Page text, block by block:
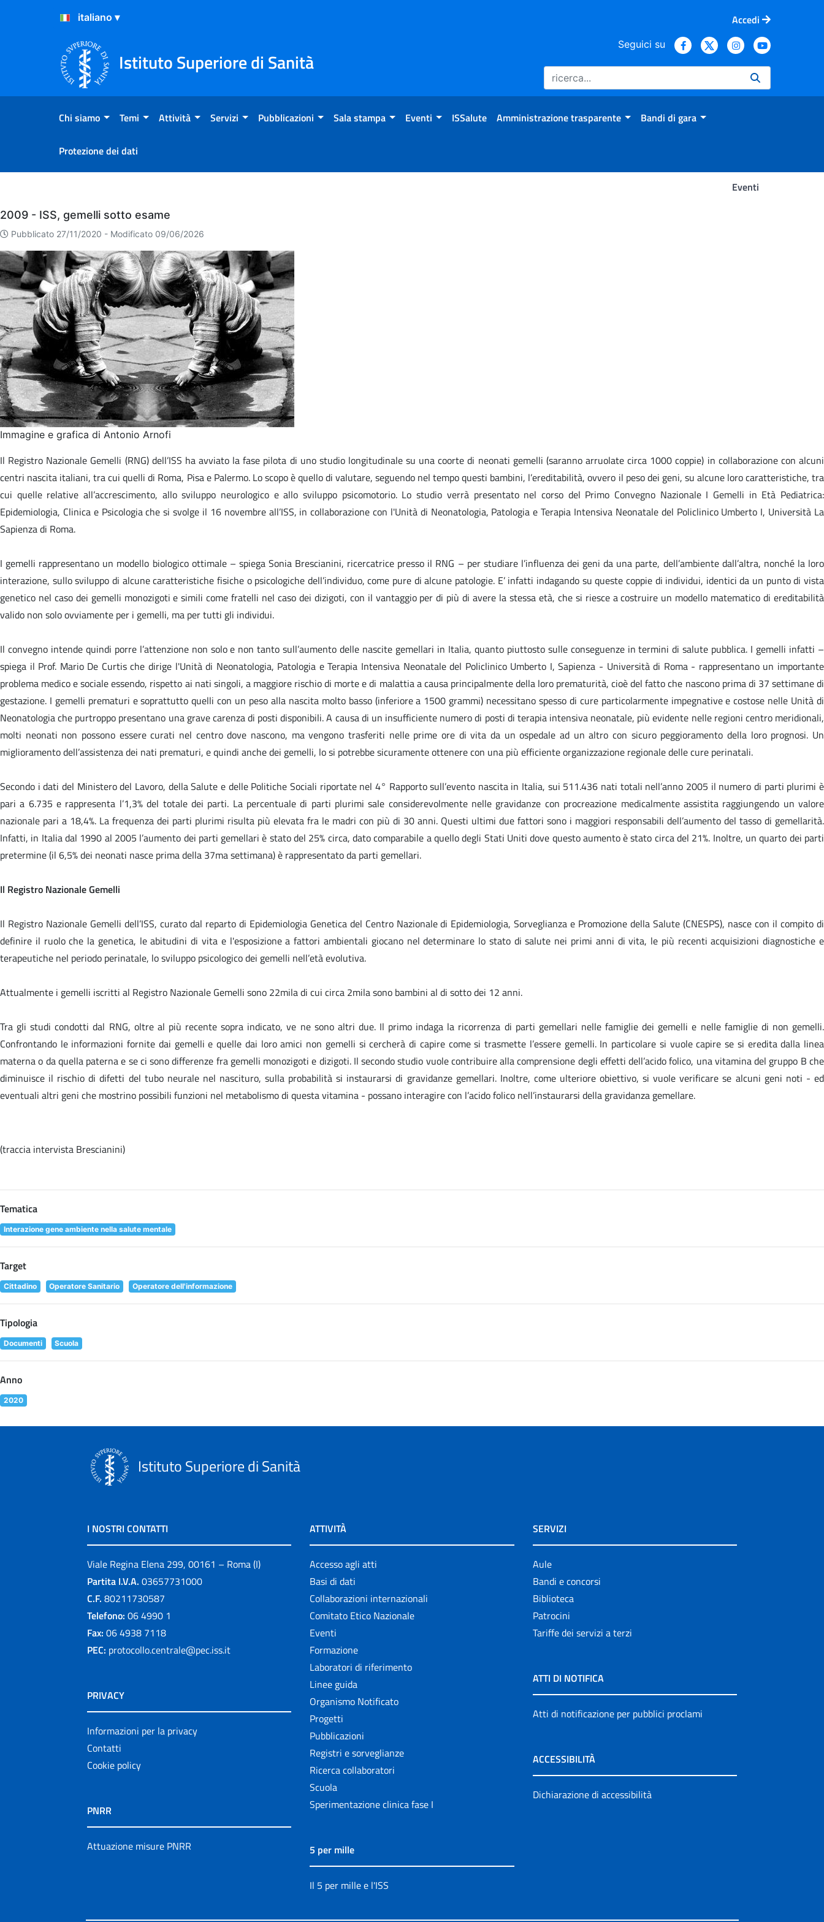
Salta al Contenuto
Salta al Footer
Accedi
Istituto Superiore di Sanità
Seguici su
Chi siamo Temi Attività Servizi Pubblicazioni Sala stampa Eventi ISSalute Amministrazione trasparente Bandi di gara
Protezione dei dati
Eventi
Eventi
2009 - ISS, gemelli sotto esame
Pubblicato 27/11/2020 - Modificato 09/06/2026
Immagine e grafica di Antonio Arnofi
Il Registro Nazionale Gemelli (RNG) dell’ISS ha avviato la fase pilota di uno studio longitudinale su una coorte di neonati gemelli (saranno arruolate circa 1000 coppie) in collaborazione con alcuni
centri nascita italiani, tra cui quelli di Roma, Pisa e Palermo. Lo scopo è quello di valutare, seguendo nel tempo questi bambini, l’ereditabilità, ovvero il peso dei geni, su alcune loro caratteristiche, tra
cui quelle relative all’accrescimento, allo sviluppo neurologico e allo sviluppo psicomotorio. Lo studio verrà presentato nel corso del Primo Convegno Nazionale I Gemelli in Età Pediatrica:
Epidemiologia, Clinica e Psicologia che si svolge il 16 novembre all’ISS, in collaborazione con l'Unità di Neonatologia, Patologia e Terapia Intensiva Neonatale del Policlinico Umberto I, Università La
Sapienza di Roma.
I gemelli rappresentano un modello biologico ottimale – spiega Sonia Brescianini, ricercatrice presso il RNG – per studiare l’influenza dei geni da una parte, dell’ambiente dall’altra, nonché la loro
interazione, sullo sviluppo di alcune caratteristiche fisiche o psicologiche dell’individuo, come pure di alcune patologie. E’ infatti indagando su queste coppie di individui, identici da un punto di vista
genetico nel caso dei gemelli monozigoti e simili come fratelli nel caso dei dizigoti, con il vantaggio per di più di avere la stessa età, che si riesce a costruire un modello matematico di ereditabilità
valido non solo ovviamente per i gemelli, ma per tutti gli individui.
Il convegno intende quindi porre l’attenzione non solo e non tanto sull’aumento delle nascite gemellari in Italia, quanto piuttosto sulle conseguenze in termini di salute pubblica. I gemelli infatti –
spiega il Prof. Mario De Curtis che dirige l'Unità di Neonatologia, Patologia e Terapia Intensiva Neonatale del Policlinico Umberto I, Sapienza - Università di Roma - rappresentano un importante
problema medico e sociale essendo, rispetto ai nati singoli, a maggiore rischio di morte e di malattia a causa principalmente della loro prematurità, cioè del fatto che nascono prima di 37 settimane di
gestazione. I gemelli prematuri e soprattutto quelli con un peso alla nascita molto basso (inferiore a 1500 grammi) necessitano spesso di cure particolarmente impegnative e costose nelle Unità di
Neonatologia che purtroppo presentano una grave carenza di posti disponibili. A causa di un insufficiente numero di posti di terapia intensiva neonatale, più evidente nelle regioni centro meridionali,
molti neonati non possono essere curati nel centro dove nascono, ma vengono trasferiti nelle prime ore di vita da un ospedale ad un altro con sicuro peggioramento della loro prognosi. Un
miglioramento dell’assistenza dei nati prematuri, e quindi anche dei gemelli, lo si potrebbe sicuramente ottenere con una più efficiente organizzazione regionale delle cure perinatali.
Secondo i dati del Ministero del Lavoro, della Salute e delle Politiche Sociali riportate nel 4° Rapporto sull’evento nascita in Italia, sui 511.436 nati totali nell’anno 2005 il numero di parti plurimi è
pari a 6.735 e rappresenta l’1,3% del totale dei parti. La percentuale di parti plurimi sale considerevolmente nelle gravidanze con procreazione medicalmente assistita raggiungendo un valore
nazionale pari a 18,4%. La frequenza dei parti plurimi risulta più elevata fra le madri con più di 30 anni. Questi ultimi due fattori sono i maggiori responsabili dell’aumento del tasso di gemellarità.
Infatti, in Italia dal 1990 al 2005 l’aumento dei parti gemellari è stato del 25% circa, dato comparabile a quello degli Stati Uniti dove questo aumento è stato circa del 21%. Inoltre, un quarto dei parti
pretermine (il 6,5% dei neonati nasce prima della 37ma settimana) è rappresentato da parti gemellari.
Il Registro Nazionale Gemelli
Il Registro Nazionale Gemelli dell’ISS, curato dal reparto di Epidemiologia Genetica del Centro Nazionale di Epidemiologia, Sorveglianza e Promozione della Salute (CNESPS), nasce con il compito di
definire il ruolo che la genetica, le abitudini di vita e l'esposizione a fattori ambientali giocano nel determinare lo stato di salute nei primi anni di vita, le più recenti acquisizioni diagnostiche e
terapeutiche nel periodo perinatale, lo sviluppo psicologico dei gemelli nell’età evolutiva.
Attualmente i gemelli iscritti al Registro Nazionale Gemelli sono 22mila di cui circa 2mila sono bambini al di sotto dei 12 anni.
Tra gli studi condotti dal RNG, oltre al più recente sopra indicato, ve ne sono altri due. Il primo indaga la ricorrenza di parti gemellari nelle famiglie dei gemelli e nelle famiglie di non gemelli.
Confrontando le informazioni fornite dai gemelli e quelle dai loro amici non gemelli si cercherà di capire come si trasmette l’essere gemelli. In particolare si vuole capire se si eredita dalla linea
materna o da quella paterna e se ci sono differenze fra gemelli monozigoti e dizigoti. Il secondo studio vuole contribuire alla comprensione degli effetti dell’acido folico, una vitamina del gruppo B che
diminuisce il rischio di difetti del tubo neurale nel nascituro, sulla probabilità si instaurarsi di gravidanze gemellari. Inoltre, come ulteriore obiettivo, si vuole verificare se alcuni geni noti - ed
eventuali altri geni che mostrino possibili funzioni nel metabolismo di questa vitamina - possano interagire con l’acido folico nell’instaurarsi della gravidanza gemellare.
(traccia intervista Brescianini)
Tematica
Interazione gene ambiente nella salute mentale
Target
Cittadino Operatore Sanitario Operatore dell'informazione
Tipologia
Documenti Scuola
Anno
2020
Istituto Superiore di Sanità
I NOSTRI CONTATTI
Viale Regina Elena 299, 00161 – Roma (I)
Partita I.V.A. 03657731000
C.F. 80211730587
Telefono: 06 4990 1
Fax: 06 4938 7118
PEC: protocollo.centrale@pec.iss.it
PRIVACY
Informazioni per la privacy
Contatti
Cookie policy
PNRR
Attuazione misure PNRR
ATTIVITÀ
Accesso agli atti
Basi di dati
Collaborazioni internazionali
Comitato Etico Nazionale
Eventi
Formazione
Laboratori di riferimento
Linee guida
Organismo Notificato
Progetti
Pubblicazioni
Registri e sorveglianze
Ricerca collaboratori
Scuola
Sperimentazione clinica fase I
5 per mille
Il 5 per mille e l'ISS
SERVIZI
Aule
Bandi e concorsi
Biblioteca
Patrocini
Tariffe dei servizi a terzi
ATTI DI NOTIFICA
Atti di notificazione per pubblici proclami
ACCESSIBILITÀ
Dichiarazione di accessibilità